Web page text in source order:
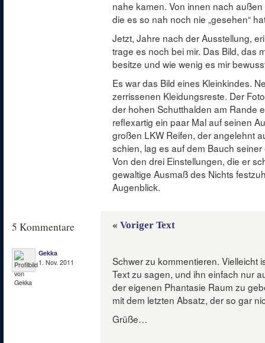
nahe kamen. Von innen nach
die es so nah noch nie „gesehen“
Jetzt, Jahre nach der Ausstellung,
trage es noch bei mir. Das Bild, das
besitze und wie wenig es mir
Es war das Bild eines Kleinkindes.
zerrissenen Kleidungsreste. Der
der hohen Schutthalden am Rande
reflexartig ein paar Mal auf seinen
großen LKW Reifen, der angelehnt
schien, lag es auf dem Bauch
Von den drei Einstellungen, die er
gewaltige Ausmaß des Nichts
Augenblick.
5 Kommentare « Voriger Text
Gekka
1. Nov. 2011
Schwer zu kommentieren. Vielleicht
Text zu sagen, und ihn einfach nur
der eigenen Phantasie Raum zu
mit dem letzten Absatz, der so gar
Grüße…